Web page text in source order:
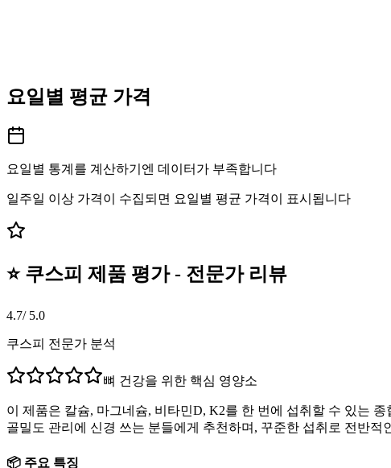
요일별 평균 가격
요일별 통계를 계산하기엔 데이터가 부족합니다
일주일 이상 가격이 수집되면 요일별 평균 가격이 표시됩니다
⭐ 쿠스피 제품 평가 - 전문가 리뷰
4.7/ 5.0
쿠스피 전문가 분석
뼈 건강을 위한 핵심 영양소
이 제품은 칼슘, 마그네슘, 비타민D, K2를 한 번에 섭취할 수 있는
골밀도 관리에 신경 쓰는 분들에게 추천하며, 꾸준한 섭취로 전반
📦 주요 특징